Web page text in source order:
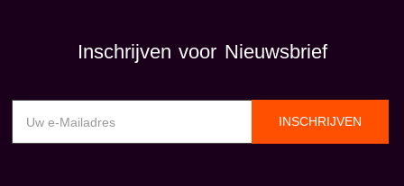
Inschrijven voor Nieuwsbrief
INSCHRIJVEN